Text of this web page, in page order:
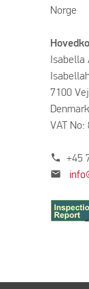
Norge
Isabella
7100
Denmark
VAT No:
phone +45
mail